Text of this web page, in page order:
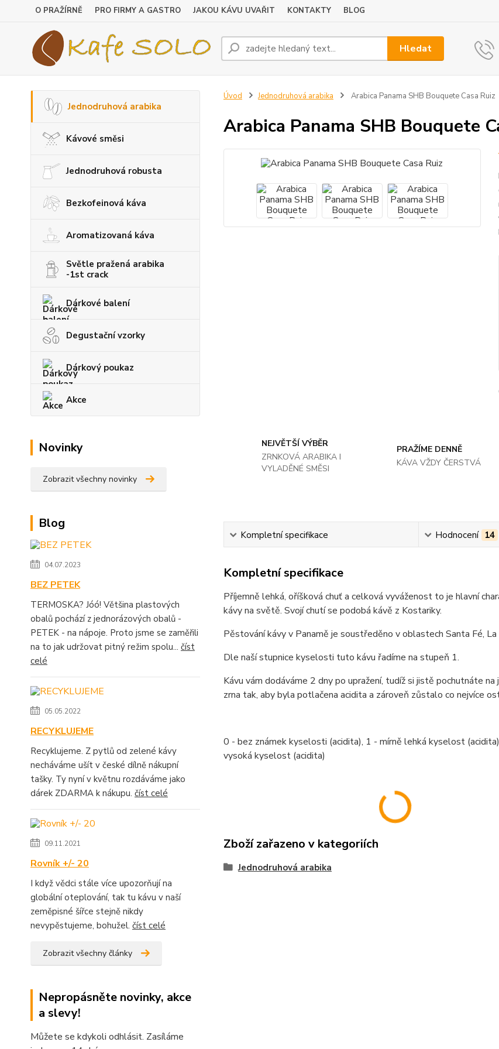
O PRAŽÍRNĚ PRO FIRMY A GASTRO JAKOU KÁVU UVAŘIT KONTAKTY BLOG
Hledat
Jednodruhová arabika
Kávové směsi
Jednodruhová robusta
Bezkofeinová káva
Aromatizovaná káva
Světle pražená arabika
-1st crack
Dárkové balení
Degustační vzorky
Dárkový poukaz
Akce
Novinky
Zobrazit všechny novinky
Blog
04.07.2023
BEZ PETEK
TERMOSKA? Jóó! Většina plastových
obalů pochází z jednorázových obalů -
PETEK - na nápoje. Proto jsme se zaměřili
na to jak udržovat pitný režim spolu... číst
celé
05.05.2022
RECYKLUJEME
Recyklujeme. Z pytlů od zelené kávy
necháváme ušít v české dílně nákupní
tašky. Ty nyní v květnu rozdáváme jako
dárek ZDARMA k nákupu. číst celé
09.11.2021
Rovník +/- 20
I když vědci stále více upozorňují na
globální oteplování, tak tu kávu v naší
zeměpisné šířce stejně nikdy
nevypěstujeme, bohužel. číst celé
Zobrazit všechny články
Nepropásněte novinky, akce
a slevy!
Můžete se kdykoli odhlásit. Zasíláme
Úvod Jednodruhová arabika Arabica Panama SHB Bouquete Casa Ruiz
Arabica Panama SHB Bouquete
NEJVĚTŠÍ VÝBĚR
ZRNKOVÁ ARABIKA I
VYLADĚNÉ SMĚSI
PRAŽÍME DENNĚ
KÁVA VŽDY ČERSTVÁ
Kompletní specifikace Hodnocení 14
Kompletní specifikace
Příjemně lehká, oříšková chuť a celková vyváženost to je hlavní
kávy na světě. Svojí chutí se podobá kávě z Kostariky.
Pěstování kávy v Panamě je soustředěno v oblastech Santa Fé,
Dle naší stupnice kyselosti tuto kávu řadíme na stupeň 1.
Kávu vám dodáváme 2 dny po upražení, tudíž si jistě pochutnáte
zrna tak, aby byla potlačena acidita a zároveň zůstalo co nejvíce
0 - bez známek kyselosti (acidita), 1 - mírně lehká kyselost
vysoká kyselost (acidita)
Zboží zařazeno v kategoriích
Jednodruhová arabika